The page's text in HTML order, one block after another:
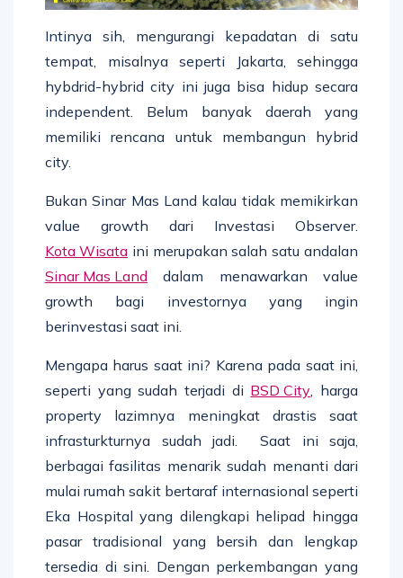
Intinya sih, mengurangi kepadatan di satu
tempat, misalnya seperti Jakarta, sehingga
hybdrid-hybrid city ini juga bisa hidup secara
independent. Belum banyak daerah yang
memiliki rencana untuk membangun hybrid
city.
Bukan Sinar Mas Land kalau tidak memikirkan
value growth dari Investasi Observer.
Kota Wisata ini merupakan salah satu andalan
Sinar Mas Land dalam menawarkan value
growth bagi investornya yang ingin
berinvestasi saat ini.
Mengapa harus saat ini? Karena pada saat ini,
seperti yang sudah terjadi di BSD City , harga
property lazimnya meningkat drastis saat
infrasturkturnya sudah jadi. Saat ini saja,
berbagai fasilitas menarik sudah menanti dari
mulai rumah sakit bertaraf internasional seperti
Eka Hospital yang dilengkapi helipad hingga
pasar tradisional yang bersih dan lengkap
tersedia di sini. Dengan perkembangan yang